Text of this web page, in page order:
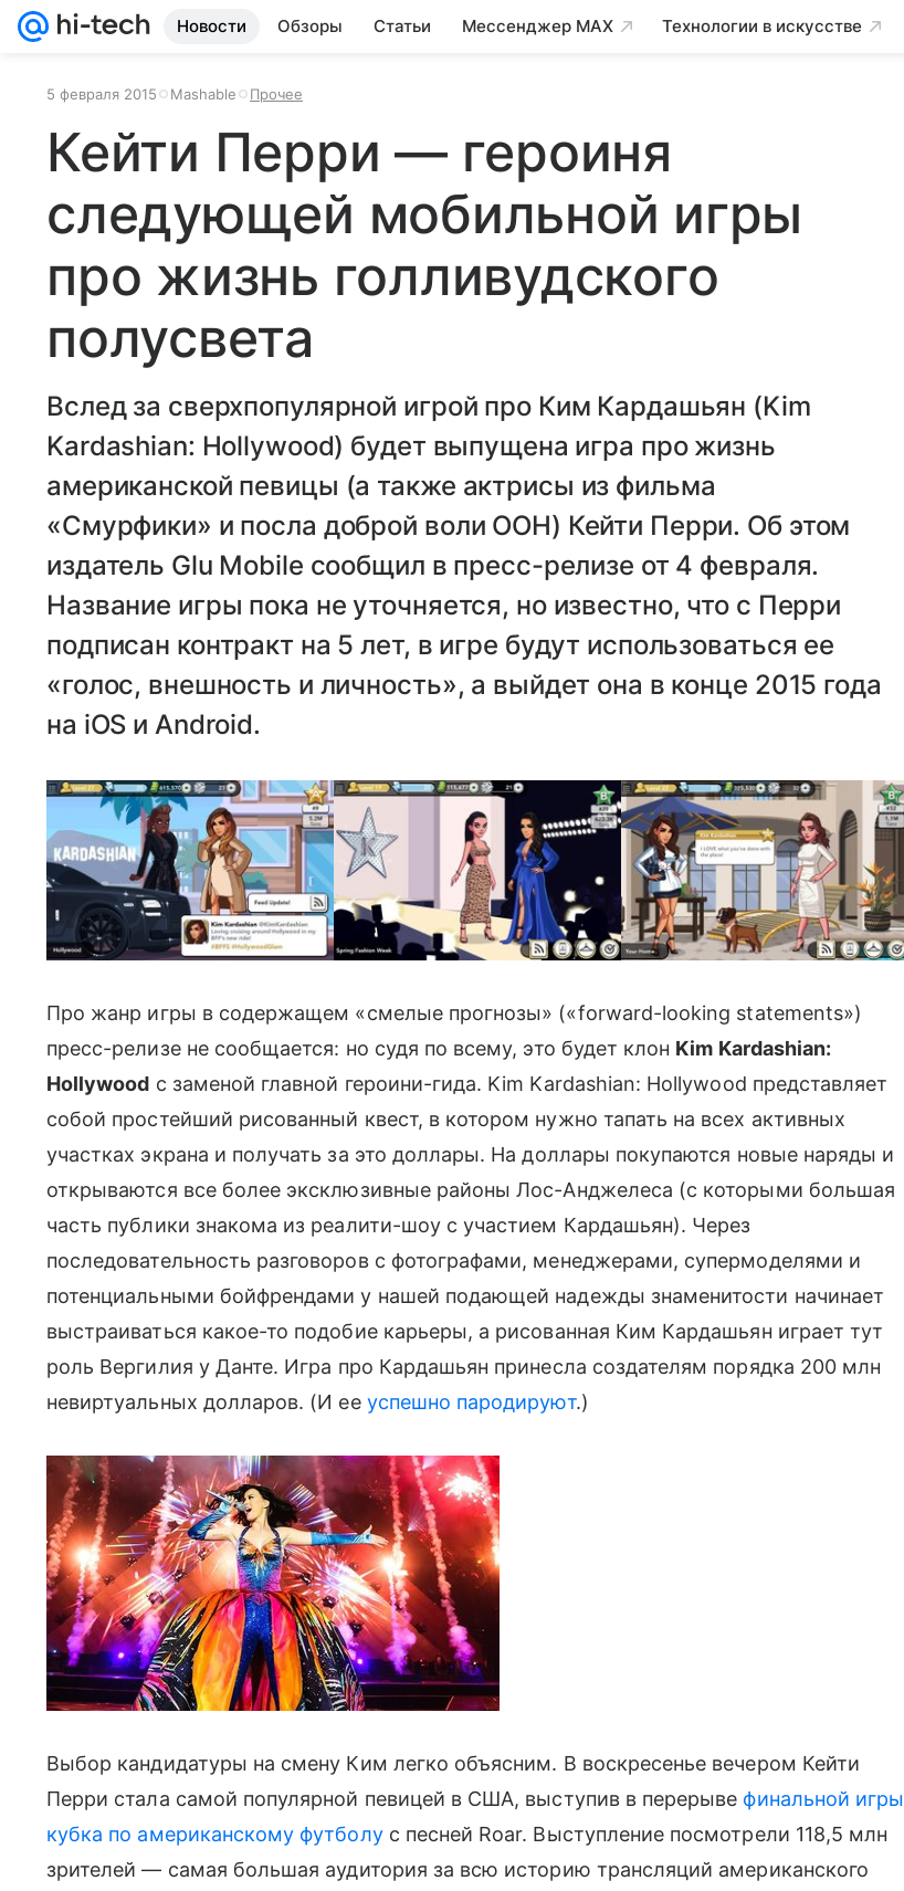
Новости Обзоры Статьи Мессенджер MAX Технологии в искусстве
5 февраля 2015 Mashable Прочее
Кейти Перри — героиня
следующей мобильной игры
про жизнь голливудского
полусвета
Вслед за сверхпопулярной игрой про Ким Кардашьян (Kim
Kardashian: Hollywood) будет выпущена игра про жизнь
американской певицы (а также актрисы из фильма
«Смурфики» и посла доброй воли ООН) Кейти Перри. Об этом
издатель Glu Mobile сообщил в пресс-релизе от 4 февраля.
Название игры пока не уточняется, но известно, что с Перри
подписан контракт на 5 лет, в игре будут использоваться ее
«голос, внешность и личность», а выйдет она в конце 2015 года
на iOS и Android.
Про жанр игры в содержащем «смелые прогнозы» («forward-looking statements»)
пресс-релизе не сообщается: но судя по всему, это будет клон Kim Kardashian:
Hollywood с заменой главной героини-гида. Kim Kardashian: Hollywood представляет
собой простейший рисованный квест, в котором нужно тапать на всех активных
участках экрана и получать за это доллары. На доллары покупаются новые наряды и
открываются все более эксклюзивные районы Лос-Анджелеса (с которыми большая
часть публики знакома из реалити-шоу с участием Кардашьян). Через
последовательность разговоров с фотографами, менеджерами, супермоделями и
потенциальными бойфрендами у нашей подающей надежды знаменитости начинает
выстраиваться какое-то подобие карьеры, а рисованная Ким Кардашьян играет тут
роль Вергилия у Данте. Игра про Кардашьян принесла создателям порядка 200 млн
невиртуальных долларов. (И ее успешно пародируют.)
Выбор кандидатуры на смену Ким легко объясним. В воскресенье вечером Кейти
Перри стала самой популярной певицей в США, выступив в перерыве финальной игры
кубка по американскому футболус песней Roar. Выступление посмотрели 118,5 млн
зрителей — самая большая аудитория за всю историю трансляций американского